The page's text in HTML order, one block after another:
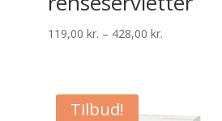
119,00 kr. – 428,00 kr.Prisinterval:
Tilbud!